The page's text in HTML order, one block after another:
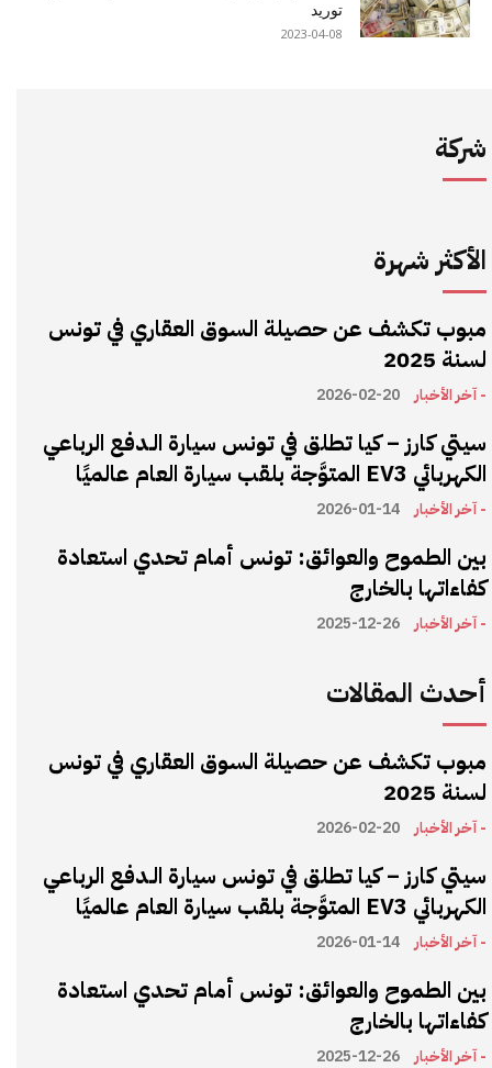
توريد
2023-04-08
شركة
الأكثر شهرة
مبوب تكشف عن حصيلة السوق العقاري في تونس
لسنة 2025
- آخر الأخبار 2026-02-20
سيتي كارز – كيا تطلق في تونس سيارة الـدفع الرباعي
الكهربائي EV3 المتوَّجة بلقب سيارة العام عالميًا
- آخر الأخبار 2026-01-14
بين الطموح والعوائق: تونس أمام تحدي استعادة
كفاءاتها بالخارج
- آخر الأخبار 2025-12-26
أحدث المقالات
مبوب تكشف عن حصيلة السوق العقاري في تونس
لسنة 2025
- آخر الأخبار 2026-02-20
سيتي كارز – كيا تطلق في تونس سيارة الـدفع الرباعي
الكهربائي EV3 المتوَّجة بلقب سيارة العام عالميًا
- آخر الأخبار 2026-01-14
بين الطموح والعوائق: تونس أمام تحدي استعادة
كفاءاتها بالخارج
- آخر الأخبار 2025-12-26